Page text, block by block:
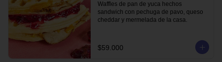
Waffles de pan de yuca hechos
sandwich con pechuga de pavo, queso
cheddar y mermelada de la casa.
$59.000